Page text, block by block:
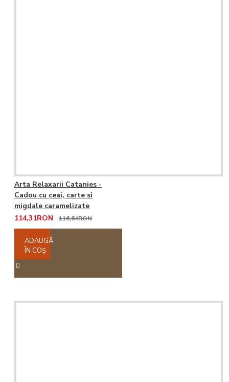
Arta Relaxarii Catanies -
Cadou cu ceai, carte si
migdale caramelizate
114,31RON
116,64RON
ADAUGĂ
ÎN COŞ